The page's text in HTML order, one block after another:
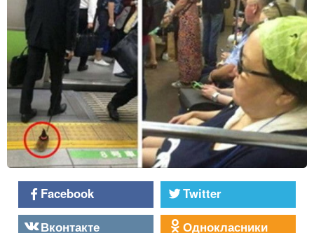
Facebook
Twitter
Вконтакте
Однокласники